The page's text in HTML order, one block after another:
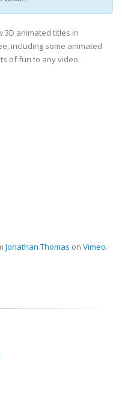
3D animated titles in
including some animated
of fun to any video.
Jonathan Thomas on Vimeo.